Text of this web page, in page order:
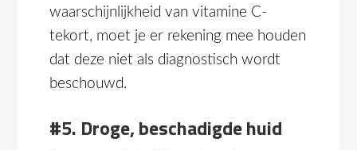
waarschijnlijkheid van vitamine C-
tekort, moet je er rekening mee houden
dat deze niet als diagnostisch wordt
beschouwd.
#5. Droge, beschadigde huid